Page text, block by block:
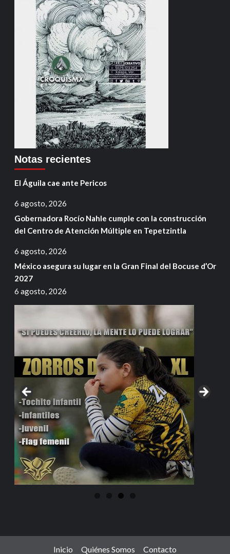
Notas recientes
El Águila cae ante Pericos
6 agosto, 2026
Gobernadora Rocío Nahle cumple con la construcción
del Centro de Atención Múltiple en Tepetzintla
6 agosto, 2026
México asegura su lugar en la Gran Final del Bocuse d’Or
2027
6 agosto, 2026
Inicio Quiénes Somos Contacto